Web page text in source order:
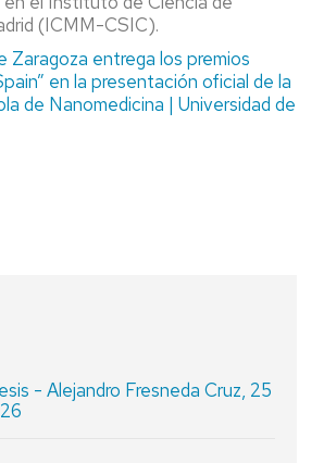
(ICMM-CSIC).
Zaragoza entrega los premios
en la presentación oficial de la
de Nanomedicina | Universidad de
- Alejandro Fresneda Cruz, 25